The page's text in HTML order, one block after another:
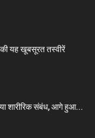
यह खूबसूरत तस्वीरें
शारीरिक संबंध, आगे हुआ...